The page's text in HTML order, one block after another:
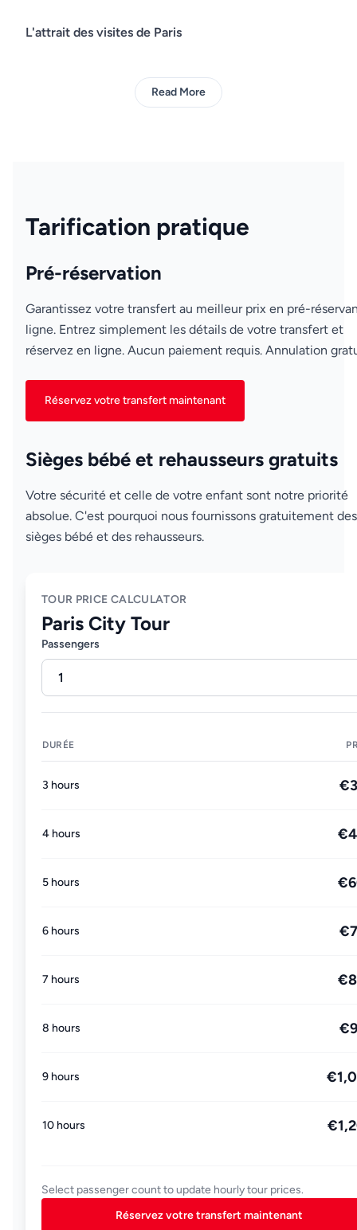
L'attrait des visites de Paris
Read More
Tarification pratique
Pré-réservation
Garantissez votre transfert au meilleur prix en pré-
ligne. Entrez simplement les détails de votre transfert et
réservez en ligne. Aucun paiement requis. Annulation
Réservez votre transfert maintenant
Sièges bébé et rehausseurs gratuits
Votre sécurité et celle de votre enfant sont notre priorité
absolue. C'est pourquoi nous fournissons gratuitement des
sièges bébé et des rehausseurs.
TOUR PRICE CALCULATOR
Paris City Tour
Passengers
DURÉE
3 hours
4 hours
5 hours
6 hours
7 hours
8 hours
9 hours
10 hours
Select passenger count to update hourly tour prices.
Réservez votre transfert maintenant